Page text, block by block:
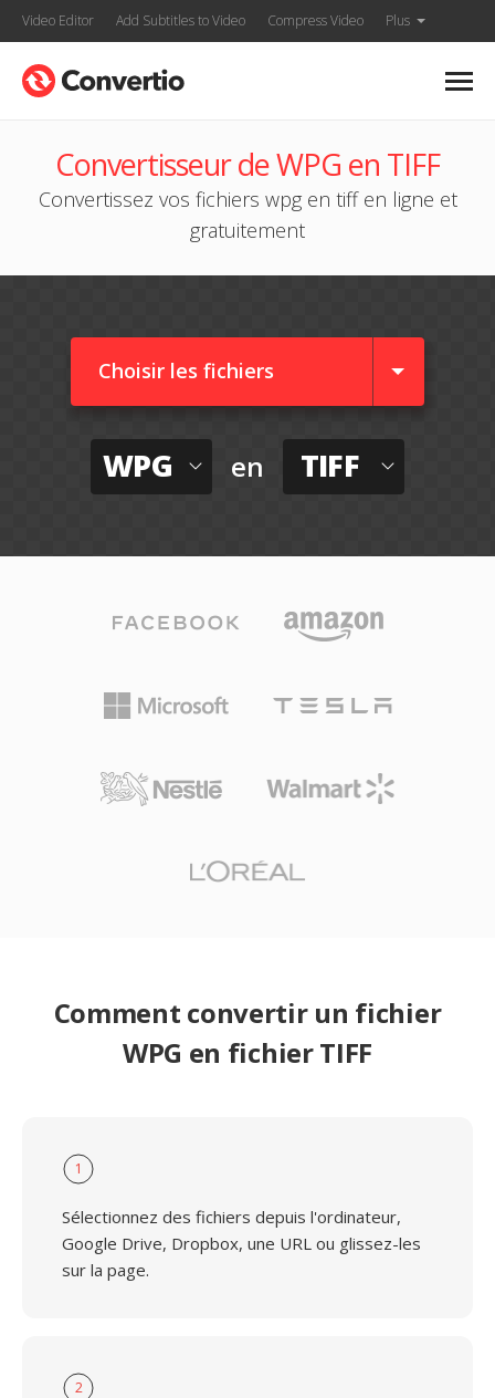
Video Editor Add Subtitles to Video Compress Video Plus
Convertisseur de WPG en TIFF
Convertissez vos fichiers wpg en tiff en ligne et
gratuitement
Choisir les fichiers
WPG en TIFF
Comment convertir un fichier
WPG en fichier TIFF
1
Sélectionnez des fichiers depuis l'ordinateur,
Google Drive, Dropbox, une URL ou glissez-les
sur la page.
2